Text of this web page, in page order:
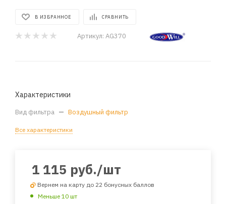
В ИЗБРАННОЕ СРАВНИТЬ
Артикул: AG370
Характеристики
Вид фильтра — Воздушный фильтр
Все характеристики
1 115 руб./шт
Вернем на карту до 22 бонусных баллов
Меньше 10 шт